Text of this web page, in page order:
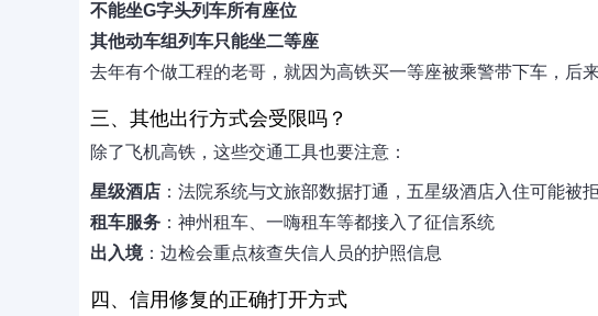
不能坐G字头列车所有座位
其他动车组列车只能坐二等座
去年有个做工程的老哥，就因为高铁买一等座被乘警带下车，后
三、其他出行方式会受限吗？
除了飞机高铁，这些交通工具也要注意：
星级酒店 ：法院系统与文旅部数据打通，五星级酒店入住可能被
租车服务 ：神州租车、一嗨租车等都接入了征信系统
出入境：边检会重点核查失信人员的护照信息
四、信用修复的正确打开方式